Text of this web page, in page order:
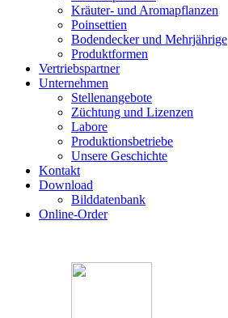
Kräuter- und Aromapflanzen
Poinsettien
Bodendecker und Mehrjährige
Produktformen
Vertriebspartner
Unternehmen
Stellenangebote
Züchtung und Lizenzen
Labore
Produktionsbetriebe
Unsere Geschichte
Kontakt
Download
Bilddatenbank
Online-Order